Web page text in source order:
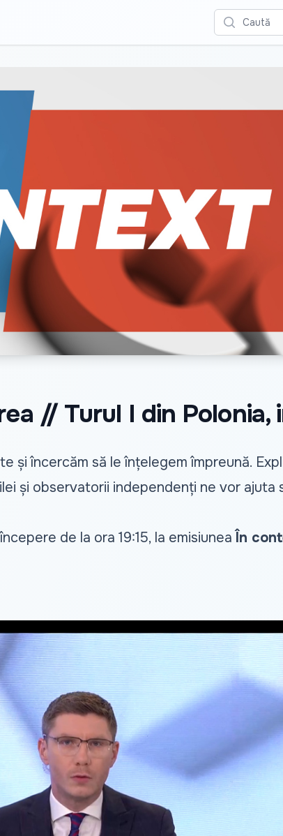
Caută
// Turul I din Polonia,
și încercăm să le înțelegem împreună.
și observatorii independenți ne vor ajuta
de la ora 19:15, la emisiunea În